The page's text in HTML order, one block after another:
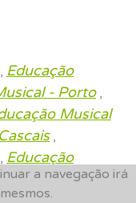
a navegação irá
Educação
- Porto,
Musical
,
Educação
- Almada